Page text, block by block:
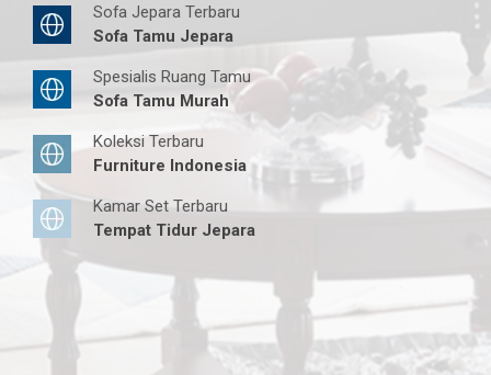
Sofa Jepara Terbaru
Sofa Tamu Jepara
Spesialis Ruang Tamu
Sofa Tamu Murah
Koleksi Terbaru
Furniture Indonesia
Kamar Set Terbaru
Tempat Tidur Jepara